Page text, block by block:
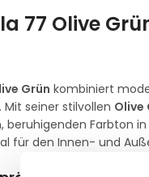
77 Olive
Grün kombiniert
seiner stilvollen Olive
Farbton
für den Innen- und